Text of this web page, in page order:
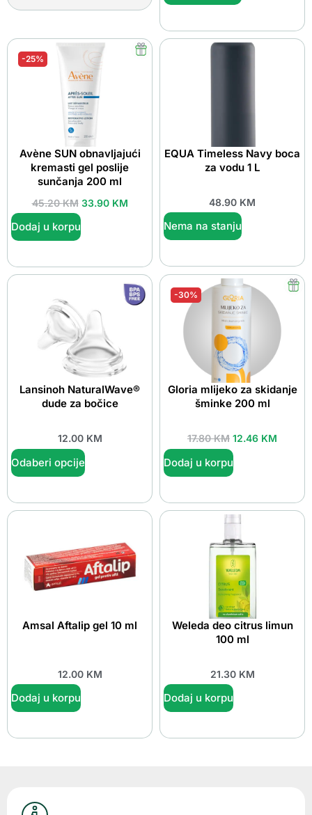
-25%
Avène SUN obnavljajući
kremasti gel poslije
sunčanja 200 ml
45.20KM 33.90 KM
Dodaj u korpu
EQUA Timeless Navy boca
za vodu 1 L
48.90 KM
Nema na stanju
Lansinoh NaturalWave®
dude za bočice
12.00 KM
Odaberi opcije
-30%
Gloria mlijeko za skidanje
šminke 200 ml
17.80KM 12.46 KM
Dodaj u korpu
Amsal Aftalip gel 10 ml
12.00 KM
Dodaj u korpu
Weleda deo citrus limun
100 ml
21.30 KM
Dodaj u korpu